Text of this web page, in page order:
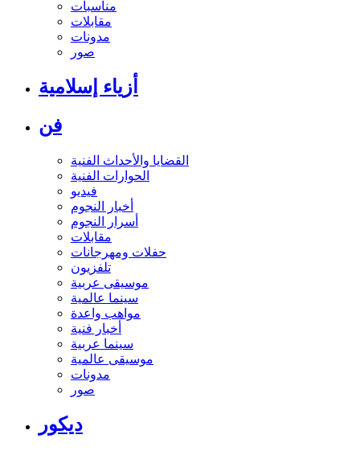
مناسبات
مقابلات
مدونات
صور
أزياء إسلامية
فن
القضايا والأحداث الفنية
الحوارات الفنية
فيديو
أخبار النجوم
أسرار النجوم
مقابلات
حفلات ومهرجانات
تلفزيون
موسيقى عربية
سينما عالمية
مواهب واعدة
أخبار فنية
سينما عربية
موسيقى عالمية
مدونات
صور
ديكور